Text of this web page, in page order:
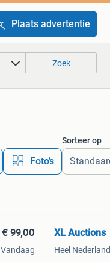
Plaats advertentie
Zoek
Foto’s
Sorteer op
€ 99,00
Vandaag
XL Auctions
Heel Nederland